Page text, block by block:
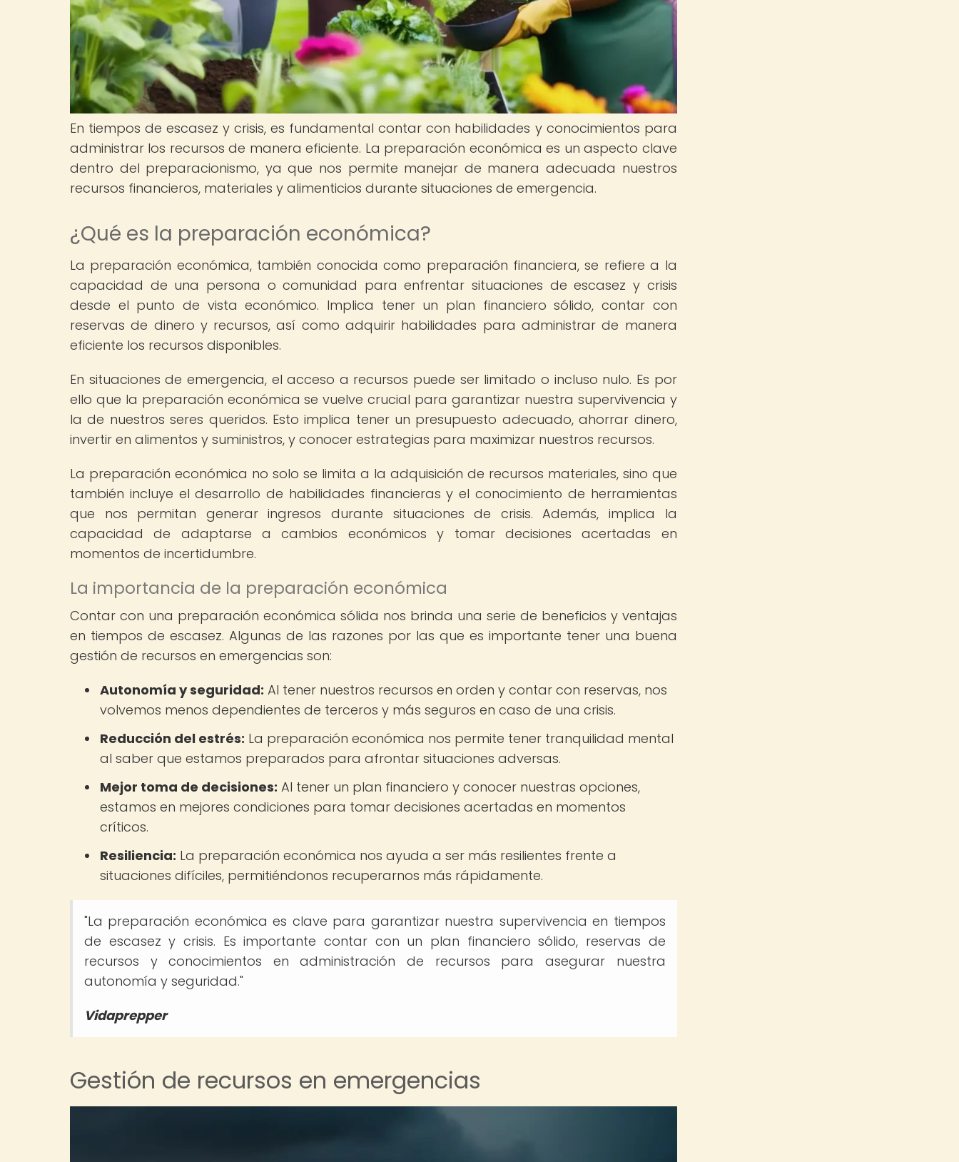
En tiempos de escasez y crisis, es fundamental contar con habilidades y conocimientos para
administrar los recursos de manera eficiente. La preparación económica es un aspecto clave
dentro del preparacionismo, ya que nos permite manejar de manera adecuada nuestros
recursos financieros, materiales y alimenticios durante situaciones de emergencia.
¿Qué es la preparación económica?
La preparación económica, también conocida como preparación financiera, se refiere a la
capacidad de una persona o comunidad para enfrentar situaciones de escasez y crisis
desde el punto de vista económico. Implica tener un plan financiero sólido, contar con
reservas de dinero y recursos, así como adquirir habilidades para administrar de manera
eficiente los recursos disponibles.
En situaciones de emergencia, el acceso a recursos puede ser limitado o incluso nulo. Es por
ello que la preparación económica se vuelve crucial para garantizar nuestra supervivencia y
la de nuestros seres queridos. Esto implica tener un presupuesto adecuado, ahorrar dinero,
invertir en alimentos y suministros, y conocer estrategias para maximizar nuestros recursos.
La preparación económica no solo se limita a la adquisición de recursos materiales, sino que
también incluye el desarrollo de habilidades financieras y el conocimiento de herramientas
que nos permitan generar ingresos durante situaciones de crisis. Además, implica la
capacidad de adaptarse a cambios económicos y tomar decisiones acertadas en
momentos de incertidumbre.
La importancia de la preparación económica
Contar con una preparación económica sólida nos brinda una serie de beneficios y ventajas
en tiempos de escasez. Algunas de las razones por las que es importante tener una buena
gestión de recursos en emergencias son:
Autonomía y seguridad: Al tener nuestros recursos en orden y contar con reservas, nos
volvemos menos dependientes de terceros y más seguros en caso de una crisis.
Reducción del estrés: La preparación económica nos permite tener tranquilidad mental
al saber que estamos preparados para afrontar situaciones adversas.
Mejor toma de decisiones: Al tener un plan financiero y conocer nuestras opciones,
estamos en mejores condiciones para tomar decisiones acertadas en momentos
críticos.
Resiliencia: La preparación económica nos ayuda a ser más resilientes frente a
situaciones difíciles, permitiéndonos recuperarnos más rápidamente.
"La preparación económica es clave para garantizar nuestra supervivencia en tiempos
de escasez y crisis. Es importante contar con un plan financiero sólido, reservas de
recursos y conocimientos en administración de recursos para asegurar nuestra
autonomía y seguridad."
Vidaprepper
Gestión de recursos en emergencias